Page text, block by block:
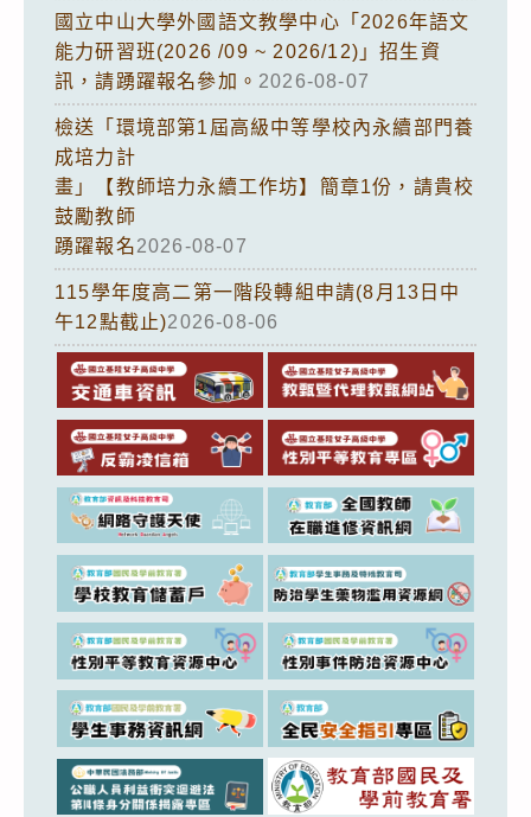
國立中山大學外國語文教學中心「2026年語文
能力研習班(2026 /09 ~ 2026/12)」招生資
訊，請踴躍報名參加。 2026-08-07
檢送「環境部第1屆高級中等學校內永續部門養
成培力計
畫」【教師培力永續工作坊】簡章1份，請貴校
鼓勵教師
踴躍報名2026-08-07
115學年度高二第一階段轉組申請(8月13日中
午12點截止)2026-08-06